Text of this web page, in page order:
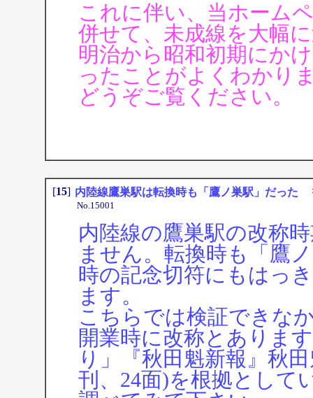
これに伴い、当ホーム
併せて、未成線を大幅
明治から昭和初期にか
ったことがよくわかり
どうぞご覧ください。
[15] 内陸線鷹巣駅は転換時も「鷹ノ巣駅」だった
No.15001
内陸線の鷹巣駅の改称
ません。転換時も「鷹
時の記念切符にもはっ
ます。
こちらでは検証できな
開業時に改称とありま
り」『秋田魁新報』秋
刊、24面)を根拠として